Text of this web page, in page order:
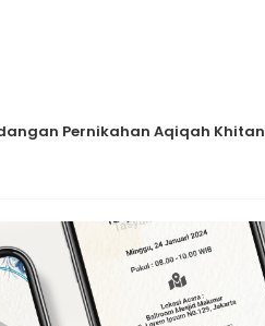
Pernikahan Aqiqah Khitan